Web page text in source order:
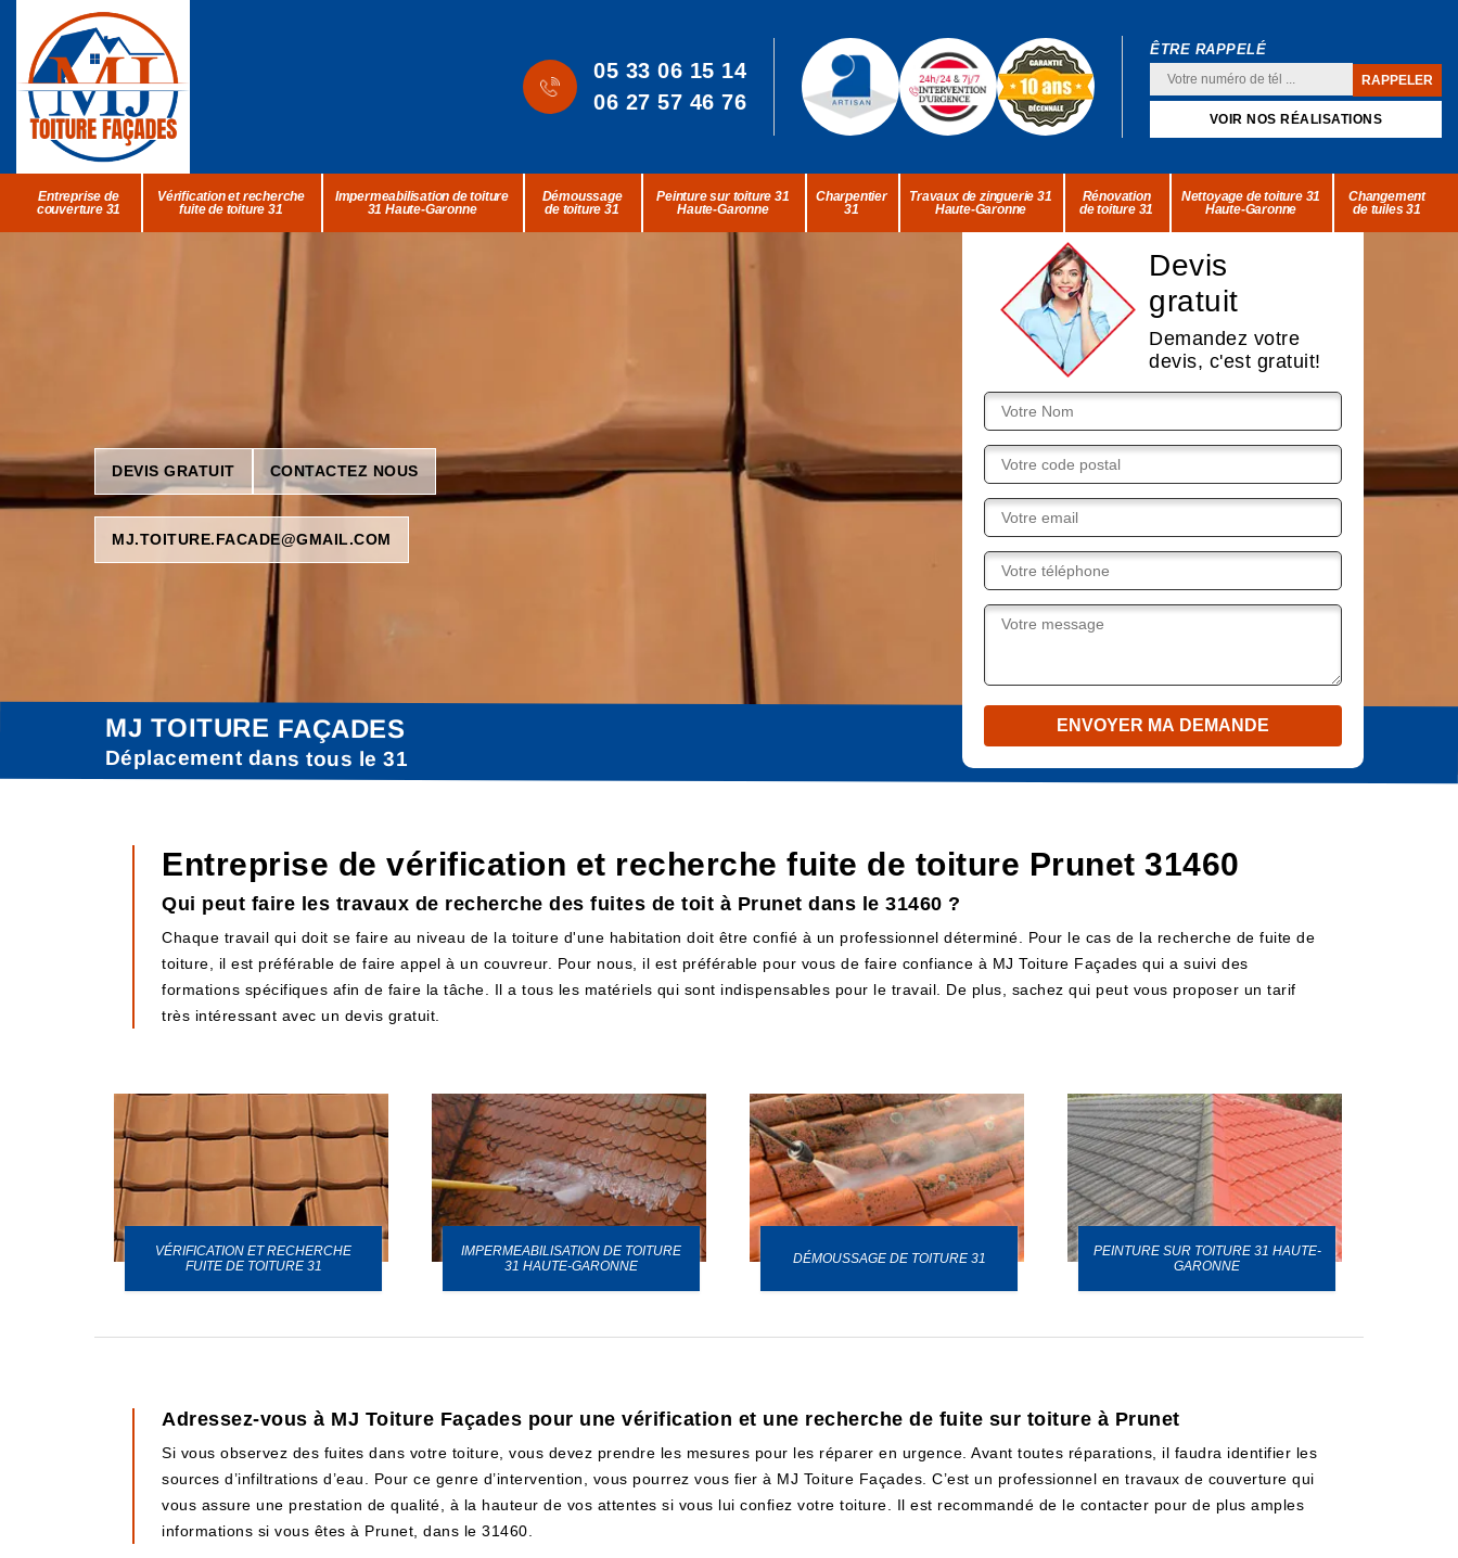
05 33 06 15 14
06 27 57 46 76
ÊTRE RAPPELÉ
VOIR NOS RÉALISATIONS
Entreprise de
couverture 31
Vérification et recherche
fuite de toiture 31
Impermeabilisation de toiture
31 Haute-Garonne
Démoussage
de toiture 31
Peinture sur toiture 31
Haute-Garonne
Charpentier
31
Travaux de zinguerie 31
Haute-Garonne
Rénovation
de toiture 31
Nettoyage de toiture 31
Haute-Garonne
Changement
de tuiles 31
DEVIS GRATUIT CONTACTEZ NOUS
MJ.TOITURE.FACADE@GMAIL.COM
Devis
gratuit
Demandez votre
devis, c'est gratuit!
MJ TOITURE FAÇADES
Déplacement dans tous le 31
Entreprise de vérification et recherche fuite de toiture Prunet 31460
Qui peut faire les travaux de recherche des fuites de toit à Prunet dans le 31460 ?
Chaque travail qui doit se faire au niveau de la toiture d'une habitation doit être confié à un professionnel déterminé. Pour le cas de la recherche de fuite de
toiture, il est préférable de faire appel à un couvreur. Pour nous, il est préférable pour vous de faire confiance à MJ Toiture Façades qui a suivi des
formations spécifiques afin de faire la tâche. Il a tous les matériels qui sont indispensables pour le travail. De plus, sachez qui peut vous proposer un tarif
très intéressant avec un devis gratuit.
VÉRIFICATION ET RECHERCHE
FUITE DE TOITURE 31
IMPERMEABILISATION DE TOITURE
31 HAUTE-GARONNE
DÉMOUSSAGE DE TOITURE 31
PEINTURE SUR TOITURE 31 HAUTE-
GARONNE
Adressez-vous à MJ Toiture Façades pour une vérification et une recherche de fuite sur toiture à Prunet
Si vous observez des fuites dans votre toiture, vous devez prendre les mesures pour les réparer en urgence. Avant toutes réparations, il faudra identifier les
sources d’infiltrations d’eau. Pour ce genre d’intervention, vous pourrez vous fier à MJ Toiture Façades. C’est un professionnel en travaux de couverture qui
vous assure une prestation de qualité, à la hauteur de vos attentes si vous lui confiez votre toiture. Il est recommandé de le contacter pour de plus amples
informations si vous êtes à Prunet, dans le 31460.